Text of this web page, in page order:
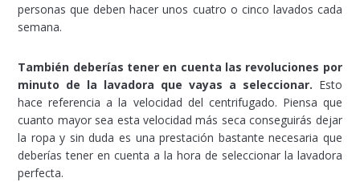
personas que deben hacer unos cuatro o cinco lavados cada
semana.
También deberías tener en cuenta las revoluciones por
minuto de la lavadora que vayas a seleccionar. Esto
hace referencia a la velocidad del centrifugado. Piensa que
cuanto mayor sea esta velocidad más seca conseguirás dejar
la ropa y sin duda es una prestación bastante necesaria que
deberías tener en cuenta a la hora de seleccionar la lavadora
perfecta.